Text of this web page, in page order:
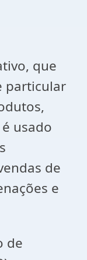
que
particular
usado
de
e
de